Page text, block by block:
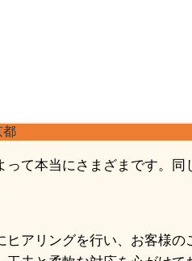
都
て本当にさまざまです。
アリングを行い、お客様